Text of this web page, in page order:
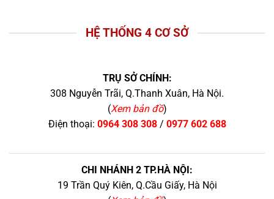
HỆ THỐNG 4 CƠ SỞ
TRỤ SỞ CHÍNH:
308 Nguyễn Trãi, Q.Thanh Xuân, Hà Nội.
(Xem bản đồ)
Điện thoại: 0964 308 308/ 0977 602 688
CHI NHÁNH 2 TP.HÀ NỘI:
19 Trần Quý Kiên, Q.Cầu Giấy, Hà Nội